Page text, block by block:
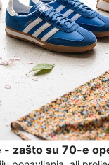
- zašto su 70-e